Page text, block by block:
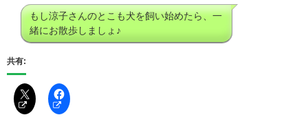
もし涼子さんのとこも犬を飼い始めたら、一
緒にお散歩しましょ♪
共有: